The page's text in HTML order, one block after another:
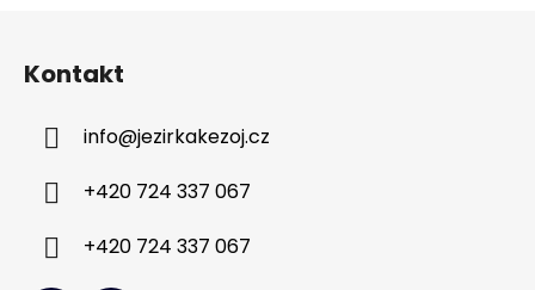
Kontakt
info@jezirkakezoj.cz
+420 724 337 067
+420 724 337 067